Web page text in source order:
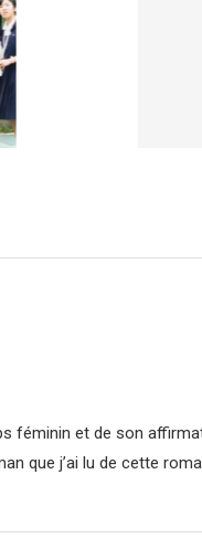
féminin et de son
que j’ai lu de cette